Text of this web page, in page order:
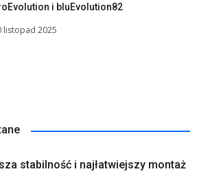
i bluEvolution82
listopad 2025
stabilność i najłatwiejszy montaż